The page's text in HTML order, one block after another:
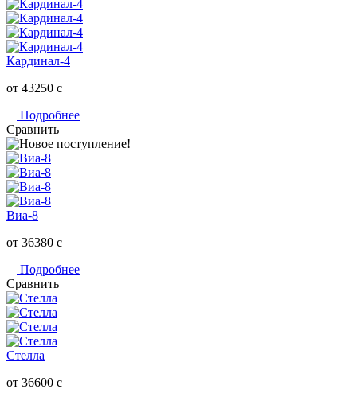
Кардинал-4
от 43250 c
Подробнее
Сравнить
Виа-8
от 36380 c
Подробнее
Сравнить
Стелла
от 36600 c